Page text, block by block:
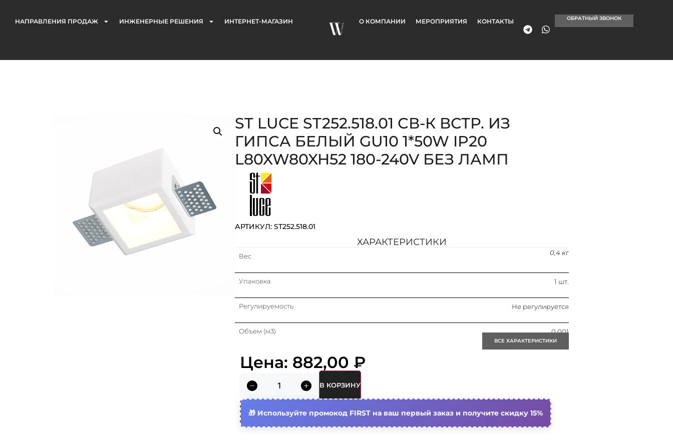
НАПРАВЛЕНИЯ ПРОДАЖ ИНЖЕНЕРНЫЕ РЕШЕНИЯ ИНТЕРНЕТ-МАГАЗИН О КОМПАНИИ МЕРОПРИЯТИЯ КОНТАКТЫ ОБРАТНЫЙ ЗВОНОК
ST LUCE ST252.518.01 СВ-К ВСТР. ИЗ
ГИПСА БЕЛЫЙ GU10 1*50W IP20
L80XW80XH52 180-240V БЕЗ ЛАМП
АРТИКУЛ: ST252.518.01
ХАРАКТЕРИСТИКИ
Вес 0,4 кг
Упаковка 1 шт.
Регулируемость Не регулируется
Объем (м3) 0.001
Тип источника света
Цоколь (патрон) лампы
Степень защиты (ip)
ВСЕ ХАРАКТЕРИСТИКИ
Цена: 882,00 ₽
В КОРЗИНУ
Используйте промокод FIRST на ваш первый заказ и получите скидку 15%